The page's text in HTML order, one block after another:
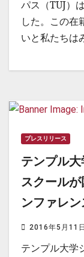
パス（TUJ）
した。この在
いと私たちは
プレスリリース
テンプル
スクール
ンファレ
2016年5月11日
テンプル大学